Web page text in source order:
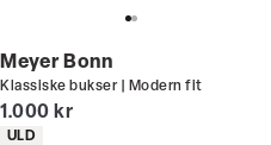
Meyer Bonn
Klassiske bukser | Modern fit
I alt (inkl. rabat)
1.000 kr
Produkt egenskaber
ULD